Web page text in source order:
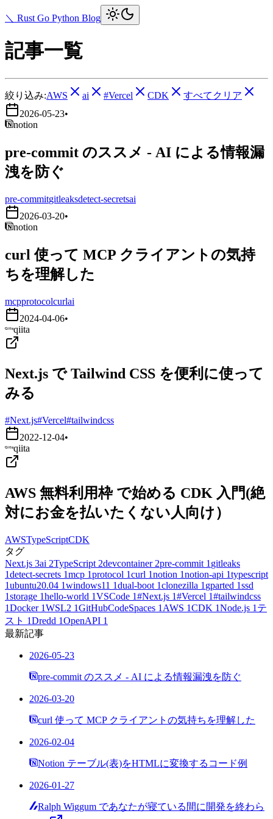
＼ Rust Go Python Blog
記事一覧
絞り込み:AWS ai #Vercel CDK
すべてクリア
2026-05-23•
notion
pre-commit のススメ - AI による情報漏
洩を防ぐ
pre-commitgitleaksdetect-secretsai
2026-03-20•
notion
curl 使って MCP クライアントの気持
ちを理解した
mcpprotocolcurlai
2024-04-06•
qiita
Next.js で Tailwind CSS を便利に使って
みる
#Next.js#Vercel#tailwindcss
2022-12-04•
qiita
AWS 無料利用枠 で始める CDK 入門(絶
対にお金を払いたくない人向け）
AWSTypeScriptCDK
タグ
Next.js 3ai 2TypeScript 2devcontainer 2pre-commit 1 gitleaks
1detect-secrets 1mcp 1protocol 1curl 1notion 1notion-api 1typescript
1ubuntu20.04 1windows11 1dual-boot 1clonezilla 1 gparted 1ssd
1storage 1hello-world 1VSCode 1#Next.js 1#Vercel 1#tailwindcss
1Docker 1WSL2 1GitHubCodeSpaces 1 AWS 1CDK 1Node.js 1 テ
スト 1Dredd 1OpenAPI 1
最新記事
2026-05-23
pre-commit のススメ - AI による情報漏洩を防ぐ
2026-03-20
curl 使って MCP クライアントの気持ちを理解した
2026-02-04
Notion テーブル(表)をHTMLに変換するコード例
2026-01-27
Ralph Wiggum であなたが寝ている間に開発を終わら